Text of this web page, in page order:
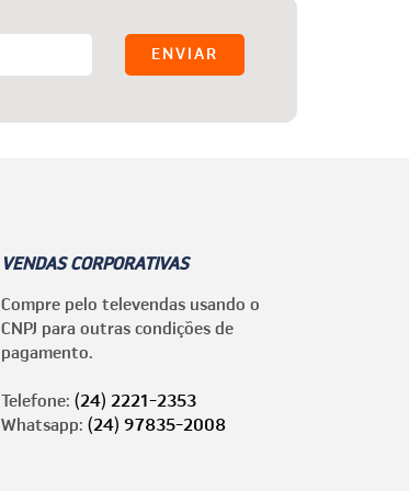
VENDAS CORPORATIVAS
Compre pelo televendas usando o
CNPJ para outras condições de
pagamento.
Telefone: (24) 2221-2353
Whatsapp: (24) 97835-2008